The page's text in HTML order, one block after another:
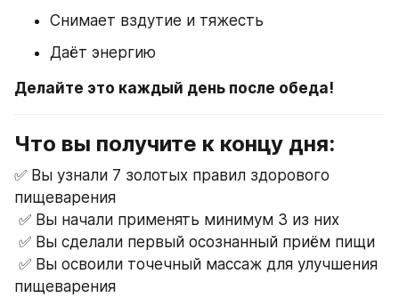
Снимает вздутие и тяжесть
Даёт энергию
Делайте это каждый день после обеда!
Что вы получите к концу дня:
✅ Вы узнали 7 золотых правил здорового
пищеварения
✅ Вы начали применять минимум 3 из них
✅ Вы сделали первый осознанный приём пищи
пищеварения